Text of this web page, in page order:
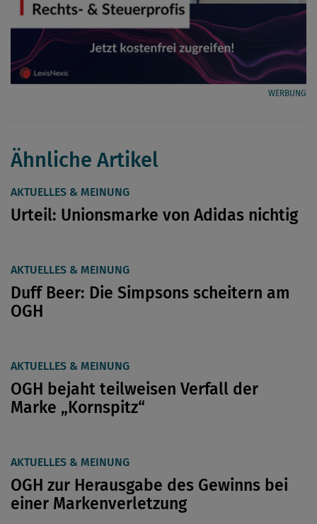
WERBUNG
Ähnliche Artikel
AKTUELLES & MEINUNG
Urteil: Unionsmarke von Adidas nichtig
AKTUELLES & MEINUNG
Duff Beer: Die Simpsons scheitern am
OGH
AKTUELLES & MEINUNG
OGH bejaht teilweisen Verfall der
Marke „Kornspitz“
AKTUELLES & MEINUNG
OGH zur Herausgabe des Gewinns bei
einer Markenverletzung